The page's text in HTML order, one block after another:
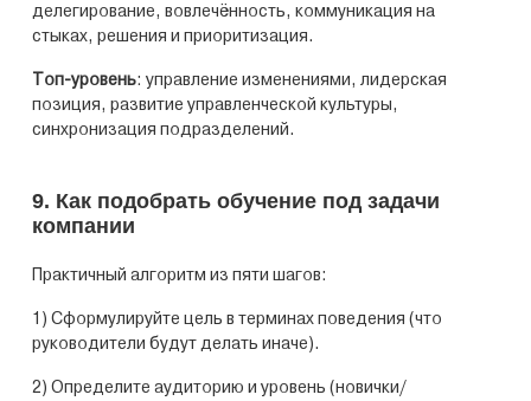
делегирование, вовлечённость, коммуникация на
стыках, решения и приоритизация.
Топ-уровень: управление изменениями, лидерская
позиция, развитие управленческой культуры,
синхронизация подразделений.
9. Как подобрать обучение под задачи
компании
Практичный алгоритм из пяти шагов:
1) Сформулируйте цель в терминах поведения (что
руководители будут делать иначе).
2) Определите аудиторию и уровень (новички/